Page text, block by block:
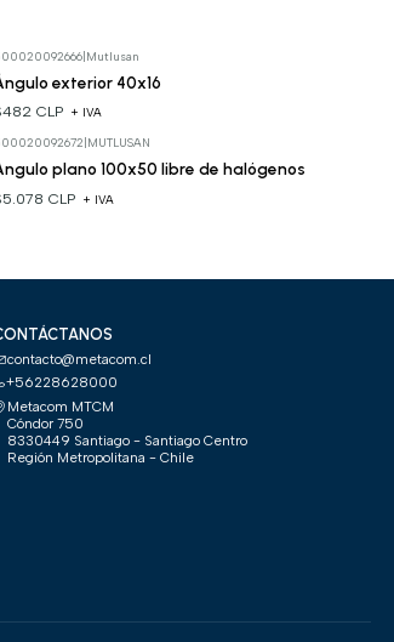
| Mutlusan
exterior 40x16
CLP + IVA
MUTLUSAN
plano 100x50 libre de halógenos
CLP + IVA
contacto@metacom.cl
+56228628000
Metacom MTCM
Cóndor 750
8330449 Santiago - Santiago Centro
Región Metropolitana - Chile